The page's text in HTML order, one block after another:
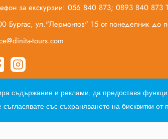
съдържание и реклами, да предоставя
със съхраняването на бисквитки от
за екскурзии: 056 840 873; 0893 840 873
Бургас, ул."Лермонтов" 15 от понеделник до
tours.com
Общи условия по договор за екскурзия
Web design, web development and